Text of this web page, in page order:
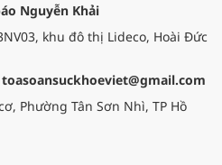
Nguyễn Khải
khu đô thị Lideco, Hoài Đức
toasoansuckhoeviet@gmail.com
Phường Tân Sơn Nhì, TP Hồ